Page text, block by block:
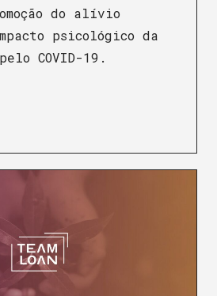
do alívio
psicológico da
COVID-19.